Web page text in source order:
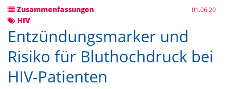
Zusammenfassungen 01.06.20
HIV
Entzündungsmarker und
Risiko für Bluthochdruck bei
HIV-Patienten